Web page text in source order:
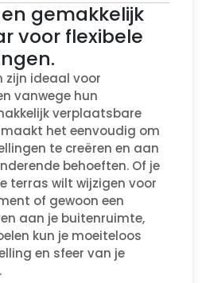
gemakkelijk
voor flexibele
zijn ideaal voor
vanwege hun
verplaatsbare
het eenvoudig om
te creëren en aan
behoeften. Of je
terras wilt wijzigen voor
of gewoon een
aan je buitenruimte,
kun je moeiteloos
en sfeer van je